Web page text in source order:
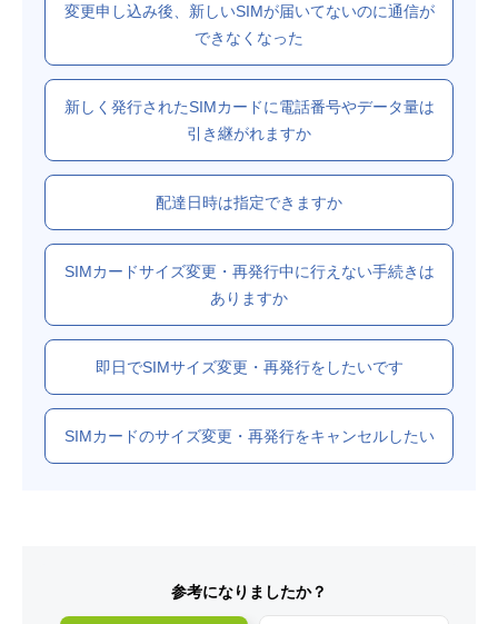
変更申し込み後、新しいSIMが届いてないのに通信が
できなくなった
新しく発行されたSIMカードに電話番号やデータ量は
引き継がれますか
配達日時は指定できますか
SIMカードサイズ変更・再発行中に行えない手続きは
ありますか
即日でSIMサイズ変更・再発行をしたいです
SIMカードのサイズ変更・再発行をキャンセルしたい
参考になりましたか？